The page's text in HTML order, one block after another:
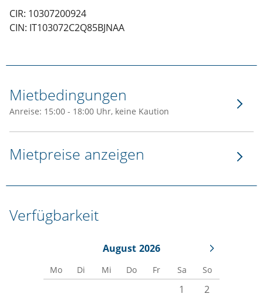
CIR: 10307200924
CIN: IT103072C2Q85BJNAA
Mietbedingungen
Anreise: 15:00 - 18:00 Uhr, keine Kaution
Mietpreise anzeigen
Verfügbarkeit
August 2026
Mo Di Mi Do Fr Sa So
1
2